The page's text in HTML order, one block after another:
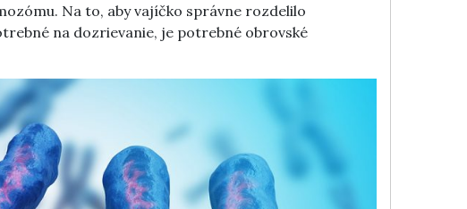
Na to, aby vajíčko správne rozdelilo
na dozrievanie, je potrebné obrovské